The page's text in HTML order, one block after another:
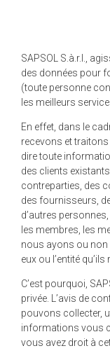
SAPSOL S.à.r.l.,
des données pour
(toute personne
les meilleurs
En effet, dans le
recevons et
dire toute
des clients
contreparties, des
des fournisseurs,
d’autres
les membres, les
nous ayons ou non
eux ou l’entité
C’est pourquoi,
privée. L’avis de
pouvons collecter,
informations vous
vous avez droit à